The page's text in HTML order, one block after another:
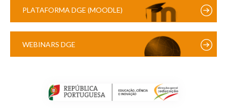
PLATAFORMA DGE (MOODLE)
WEBINARS DGE